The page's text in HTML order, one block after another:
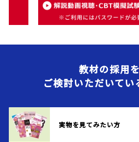
教材の採用を
ご検討いただいてい
実物を見てみたい方